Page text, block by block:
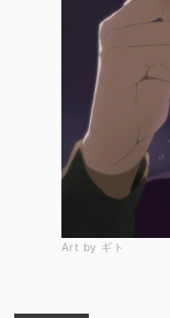
Art by ギト